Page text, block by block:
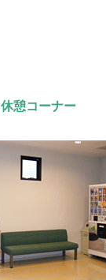
休憩コーナー